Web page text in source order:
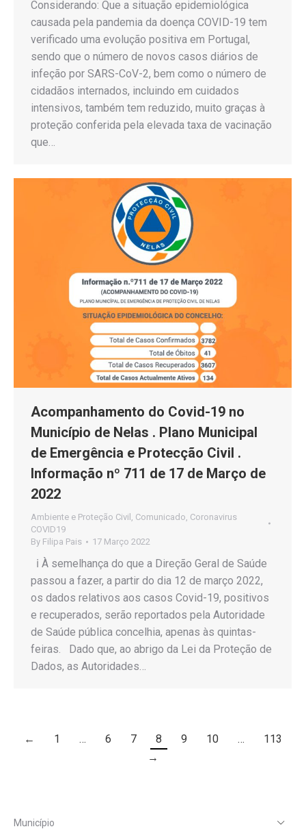
Considerando: Que a situação epidemiológica
causada pela pandemia da doença COVID-19 tem
verificado uma evolução positiva em Portugal,
sendo que o número de novos casos diários de
infeção por SARS-CoV-2, bem como o número de
cidadãos internados, incluindo em cuidados
intensivos, também tem reduzido, muito graças à
proteção conferida pela elevada taxa de vacinação
que…
Acompanhamento do Covid-19 no
Município de Nelas . Plano Municipal
de Emergência e Protecção Civil .
Informação nº 711 de 17 de Março de
2022
Ambiente e Proteção Civil Comunicado Coronavirus
COVID19
By Filipa Pais 17 Março 2022
ℹ️ À semelhança do que a Direção Geral de Saúde
passou a fazer, a partir do dia 12 de março 2022,
os dados relativos aos casos Covid-19, positivos
e recuperados, serão reportados pela Autoridade
de Saúde pública concelhia, apenas às quintas-
feiras. Dado que, ao abrigo da Lei da Proteção de
Dados, as Autoridades…
← 1 … 6 7 8 9 10 …
113
→
Município